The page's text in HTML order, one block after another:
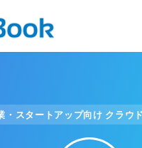
・スタートアップ向け クラウ